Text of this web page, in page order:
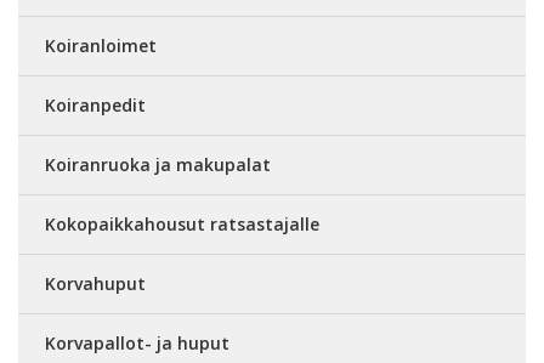
Koiranloimet
Koiranpedit
Koiranruoka ja makupalat
Kokopaikkahousut ratsastajalle
Korvahuput
Korvapallot- ja huput